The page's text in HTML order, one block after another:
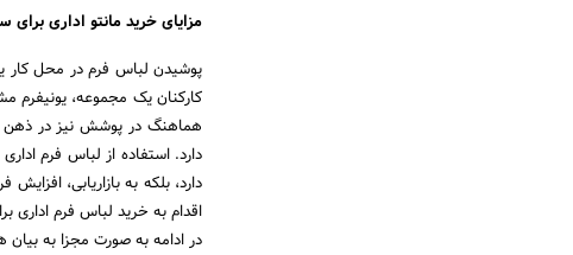
مزایای خرید مانتو اداری برای
پوشیدن لباس فرم در محل
کارکنان یک مجموعه، یونیفرم
هماهنگ در پوشش نیز در ذهن
دارد. استفاده از لباس فرم
دارد، بلکه به بازاریابی،
اقدام به خرید لباس فرم اداری
در ادامه به صورت مجزا به بیان